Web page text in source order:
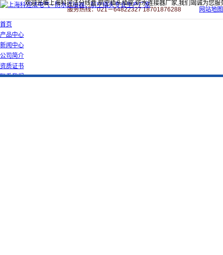
欢迎光临上海科迎法分线盒,航空插头插座,防水连接器厂家,我们竭诚为您服
服务热线：021－64822327 18701876288
网站地图
首页
产品中心
新闻中心
公司简介
资质证书
联系我们